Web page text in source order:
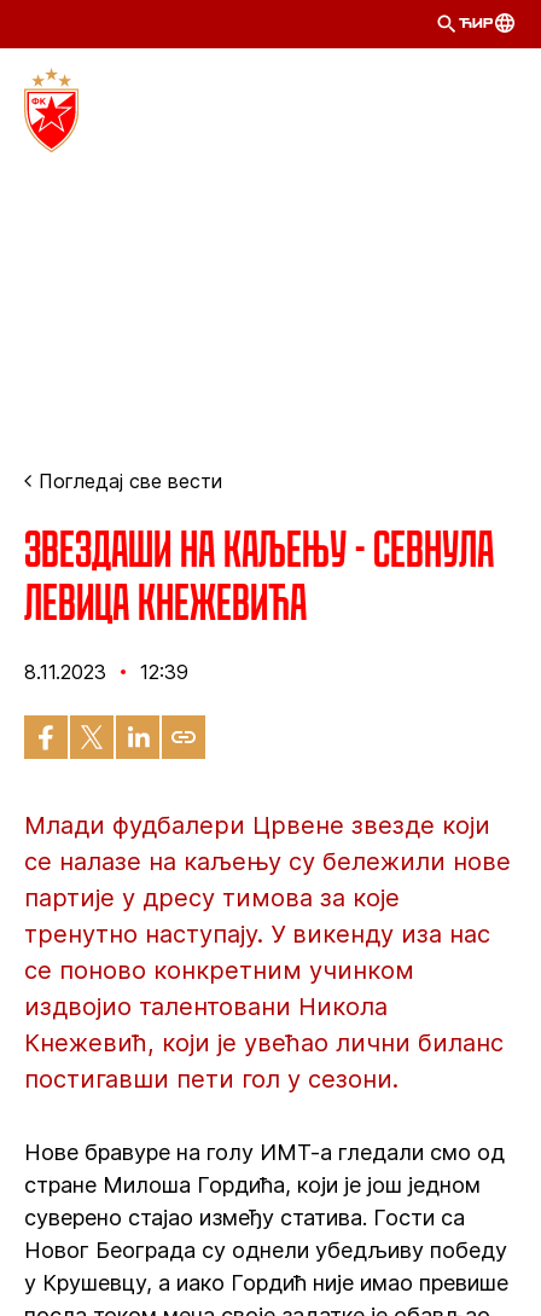
ЋИР
Погледај све вести
Звездаши на каљењу - Севнула
левица Кнежевића
8.11.2023 12:39
Млади фудбалери Црвене звезде који
се налазе на каљењу су бележили нове
партије у дресу тимова за које
тренутно наступају. У викенду иза нас
се поново конкретним учинком
издвојио талентовани Никола
Кнежевић, који је увећао лични биланс
постигавши пети гол у сезони.
Нове бравуре на голу ИМТ-а гледали смо од
стране Милоша Гордића, који је још једном
суверено стајао између статива. Гости са
Новог Београда су однели убедљиву победу
у Крушевцу, а иако Гордић није имао превише